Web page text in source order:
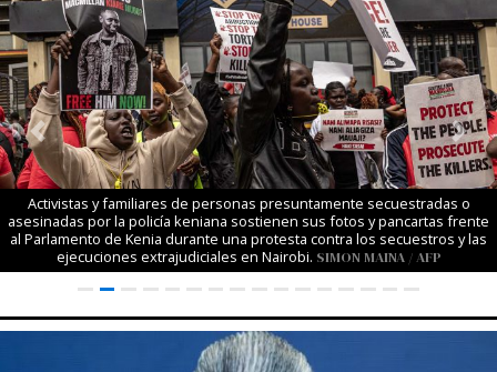
Activistas y familiares de personas presuntamente secuestradas o
asesinadas por la policía keniana sostienen sus fotos y pancartas frente
al Parlamento de Kenia durante una protesta contra los secuestros y las
ejecuciones extrajudiciales en Nairobi. SIMON MAINA / AFP
Previous Next